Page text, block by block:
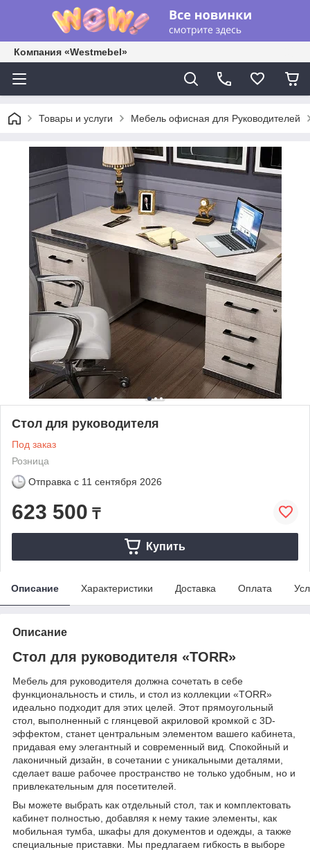
Компания «Westmebel»
Товары и услуги Мебель офисная для Руководителей
Стол для руководителя
Под заказ
Розница
Отправка с 11 сентября 2026
623 500 ₸
Купить
Описание Характеристики Доставка Оплата
Описание
Стол для руководителя «TORR»
Мебель для руководителя должна сочетать в себе
функциональность и стиль, и стол из коллекции «TORR»
идеально подходит для этих целей. Этот прямоугольный
стол, выполненный с глянцевой акриловой кромкой с 3D-
эффектом, станет центральным элементом вашего кабинета,
придавая ему элегантный и современный вид. Спокойный и
лаконичный дизайн, в сочетании с уникальными деталями,
сделает ваше рабочее пространство не только удобным, но и
привлекательным для посетителей.
Вы можете выбрать как отдельный стол, так и комплектовать
кабинет полностью, добавляя к нему такие элементы, как
мобильная тумба, шкафы для документов и одежды, а также
специальные приставки. Мы предлагаем гибкость в выборе